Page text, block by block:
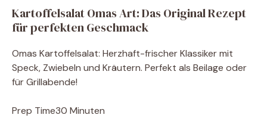
Kartoffelsalat Omas Art: Das Original Rezept
für perfekten Geschmack
Omas Kartoffelsalat: Herzhaft-frischer Klassiker mit
Speck, Zwiebeln und Kräutern. Perfekt als Beilage oder
für Grillabende!
Prep Time30 Minuten